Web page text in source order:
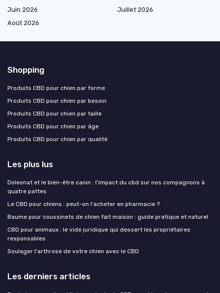
Juin 2026
Juillet 2026
Août 2026
Shopping
Produits CBD pour chien par forme
Produits CBD pour chien par besoin
Produits CBD pour chien par taille
Produits CBD pour chien par âge
Produits CBD pour chien par qualité
Les plus lus
Doleonat et le bien-être canin : l'impact du cbd sur nos compagnons à
quatre pattes
Le CBD pour chiens : peut-on l'acheter en pharmacie ?
Baume pour coussinets de chien fait maison : guide pratique et naturel
CBD pour animaux : le vide juridique qui dessert les propriétaires
responsables
Soulager l'arthrose de votre chien avec le CBD
Les derniers articles